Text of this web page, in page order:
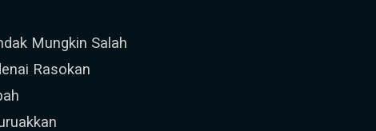
Mungkin Salah
Rasokan